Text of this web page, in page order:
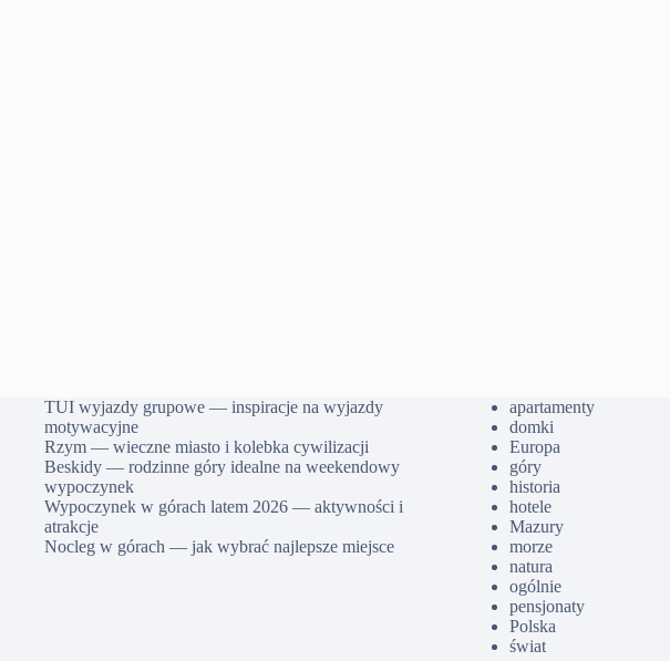
TUI wyjazdy grupowe — inspiracje na wyjazdy
motywacyjne
Rzym — wieczne miasto i kolebka cywilizacji
Beskidy — rodzinne góry idealne na weekendowy
wypoczynek
Wypoczynek w górach latem 2026 — aktywności i
atrakcje
Nocleg w górach — jak wybrać najlepsze miejsce
apartamenty
domki
Europa
góry
historia
hotele
Mazury
morze
natura
ogólnie
pensjonaty
Polska
świat